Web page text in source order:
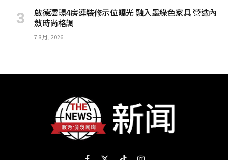
啟德澐璟4房連裝修示位曝光 融入墨綠色家具 營造內
斂時尚格調
7 8 月, 2026